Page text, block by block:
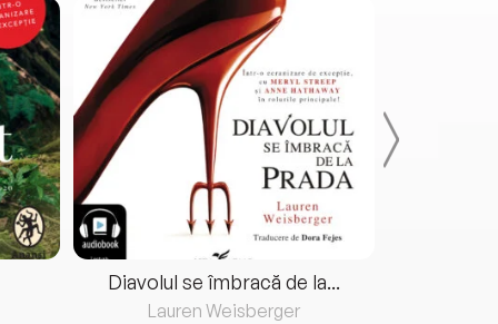
Diavolul se îmbracă de la...
Lauren Weisberger